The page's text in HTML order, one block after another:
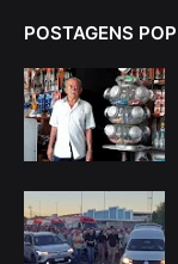
POSTAGENS